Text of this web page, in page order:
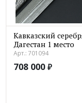
Кавказский
Дагестан 1 место
Арт.: 701094
708 000 ₽